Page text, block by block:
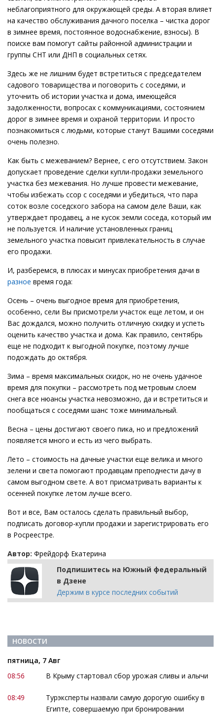
неблагоприятного для окружающей среды. А вторая влияет
на качество обслуживания дачного поселка – чистка дорог
в зимнее время, постоянное водоснабжение, взносы). В
поиске вам помогут сайты районной администрации и
группы СНТ или ДНП в социальных сетях.
Здесь же не лишним будет встретиться с председателем
садового товарищества и поговорить с соседями, и
уточнить об истории участка и дома, имеющейся
задолженности, вопросах с коммуникациями, состоянием
дорог в зимнее время и охраной территории. И просто
познакомиться с людьми, которые станут Вашими соседями
очень полезно.
Как быть с межеванием? Вернее, с его отсутствием. Закон
допускает проведение сделки купли-продажи земельного
участка без межевания. Но лучше провести межевание,
чтобы избежать ссор с соседями и убедиться, что пара
соток возле соседского забора на самом деле Ваши, как
утверждает продавец, а не кусок земли соседа, который им
не пользуется. И наличие установленных границ
земельного участка повысит привлекательность в случае
его продажи.
И, разберемся, в плюсах и минусах приобретения дачи в
разное время года:
Осень – очень выгодное время для приобретения,
особенно, сели Вы присмотрели участок еще летом, и он
Вас дождался, можно получить отличную скидку и успеть
оценить качество участка и дома. Как правило, сентябрь
еще не подходит к выгодной покупке, поэтому лучше
подождать до октября.
Зима – время максимальных скидок, но не очень удачное
время для покупки – рассмотреть под метровым слоем
снега все нюансы участка невозможно, да и встретиться и
пообщаться с соседями шанс тоже минимальный.
Весна – цены достигают своего пика, но и предложений
появляется много и есть из чего выбрать.
Лето – стоимость на дачные участки еще велика и много
зелени и света помогают продавцам преподнести дачу в
самом выгодном свете. А вот присматривать варианты к
осенней покупке летом лучше всего.
Вот и все, Вам осталось сделать правильный выбор,
подписать договор-купли продажи и зарегистрировать его
в Росреестре.
Автор: Фрейдорф Екатерина
Подпишитесь на Южный федеральный
в Дзене
Держим в курсе последних событий
НОВОСТИ
пятница, 7 Авг
08:56
В Крыму стартовал сбор урожая сливы и алычи
08:49
Турэксперты назвали самую дорогую ошибку в
Египте, совершаемую при бронировании